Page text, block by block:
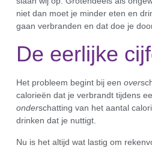
niet dan moet je minder eten en
gaan verbranden en dat doe je
De eerlijke
Het probleem begint bij een over
calorieën dat je verbrandt tijdens
onderschatting van het aantal
drinken dat je nuttigt.
Nu is het altijd wat lastig om